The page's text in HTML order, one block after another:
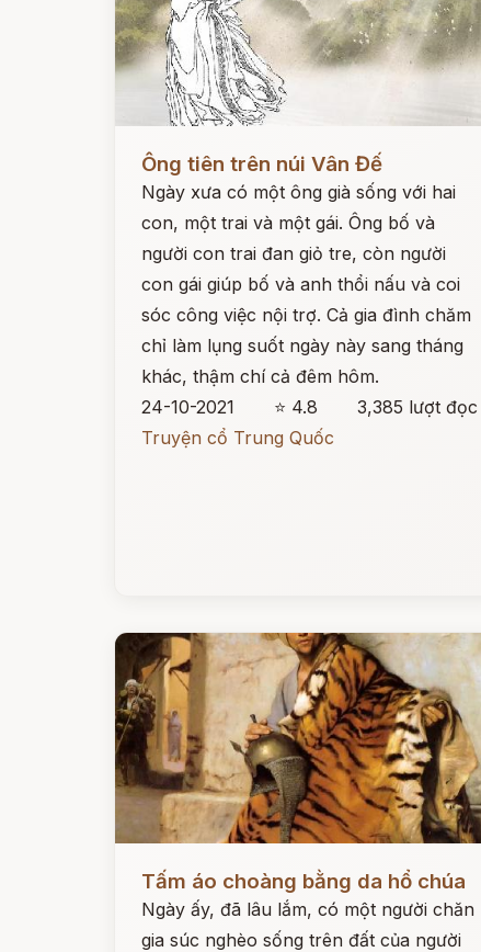
Đọc ngay
Ông tiên trên núi Vân Đế
Ngày xưa có một ông già sống với hai
con, một trai và một gái. Ông bố và
người con trai đan giỏ tre, còn người
con gái giúp bố và anh thổi nấu và coi
sóc công việc nội trợ. Cả gia đình chăm
chỉ làm lụng suốt ngày này sang tháng
khác, thậm chí cả đêm hôm.
24-10-2021
⭐ 4.8
3,385 lượt đọc
Truyện cổ Trung Quốc
Đọc ngay
Tấm áo choàng bằng da hổ chúa
Ngày ấy, đã lâu lắm, có một người chăn
gia súc nghèo sống trên đất của người